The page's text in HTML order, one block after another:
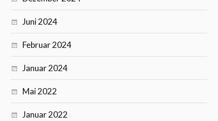
Juni 2024
Februar 2024
Januar 2024
Mai 2022
Januar 2022